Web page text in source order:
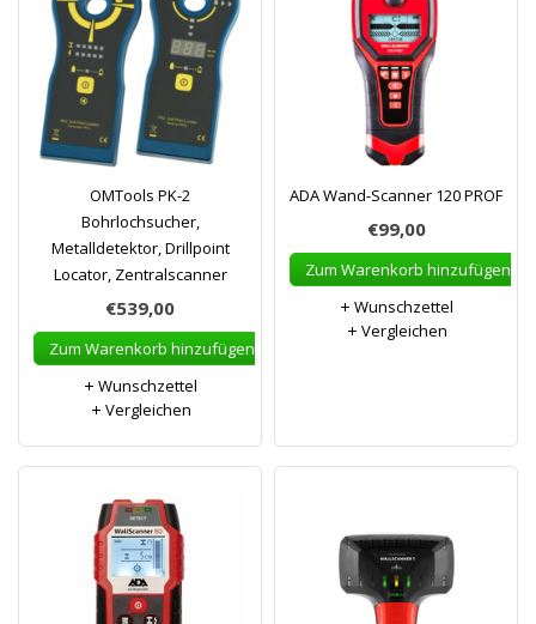
OMTools PK-2
Bohrlochsucher,
Metalldetektor, Drillpoint
Locator, Zentralscanner
€539,00
Zum Warenkorb hinzufügen
Wunschzettel
Vergleichen
ADA Wand-Scanner 120 PROF
€99,00
Zum Warenkorb hinzufügen
Wunschzettel
Vergleichen